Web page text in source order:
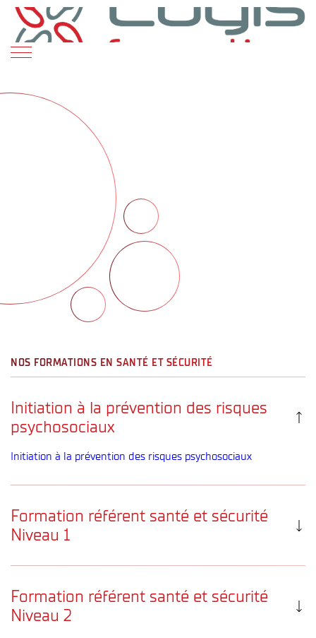
NOS FORMATIONS EN SANTÉ ET SÉCURITÉ
Initiation à la prévention des risques
psychosociaux
Initiation à la prévention des risques psychosociaux
Formation référent santé et sécurité
Niveau 1
Référent Santé et Sécurité – Niveau 1
Formation référent santé et sécurité
Niveau 2